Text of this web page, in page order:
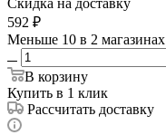
Скидка на доставку
592 ₽
Меньше 10 в 2 магазинах
В корзину
Купить в 1 клик
Рассчитать доставку